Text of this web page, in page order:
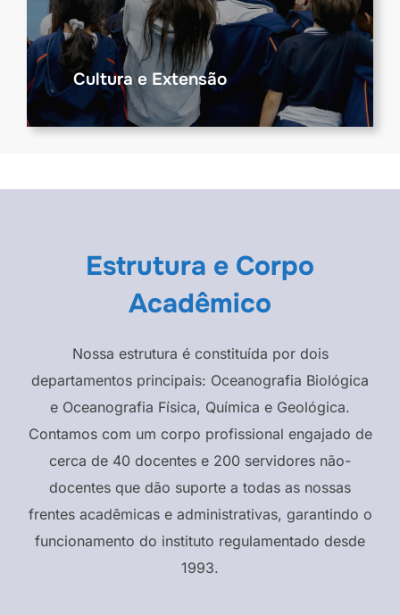
Cultura e Extensão
Estrutura e Corpo
Acadêmico
Nossa estrutura é constituída por dois
departamentos principais: Oceanografia Biológica
e Oceanografia Física, Química e Geológica.
Contamos com um corpo profissional engajado de
cerca de 40 docentes e 200 servidores não-
docentes que dão suporte a todas as nossas
frentes acadêmicas e administrativas, garantindo o
funcionamento do instituto regulamentado desde
1993.